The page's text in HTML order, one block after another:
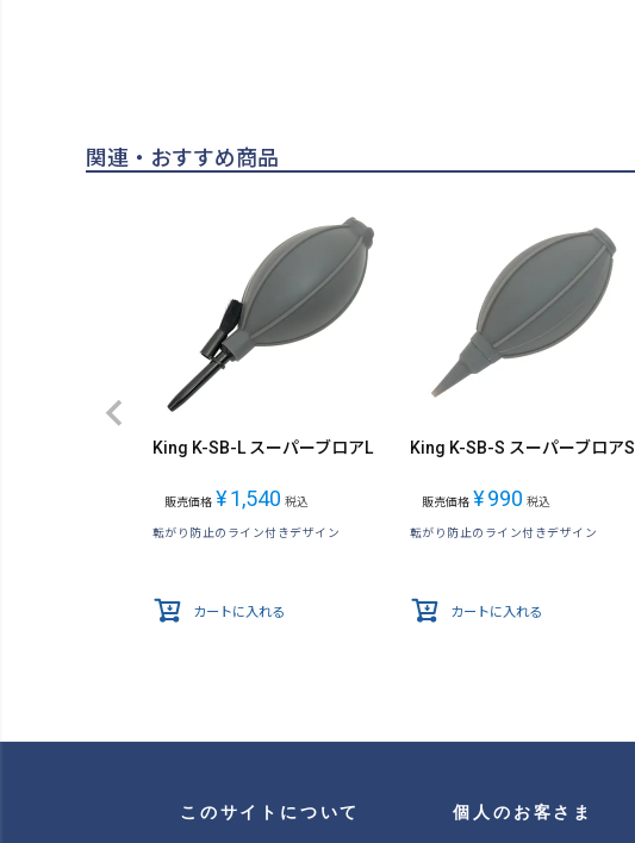
関連・おすすめ商品
King K-SB-L スーパーブロアL
販売価格 ¥1,540 税込
転がり防止のライン付きデザイン
カートに入れる
King K-SB-S スーパーブロアS
販売価格 ¥990 税込
転がり防止のライン付きデザイン
カートに入れる
このサイトについて 個人のお客さま